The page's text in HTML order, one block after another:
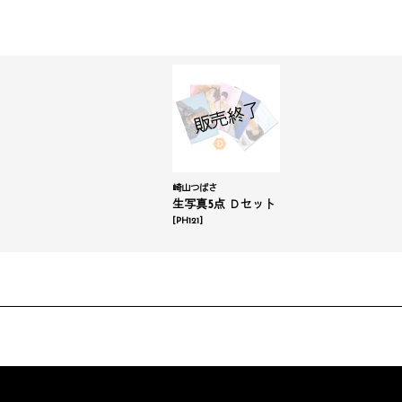
崎山つばさ
生写真5点 Ｄセット
[PH121]